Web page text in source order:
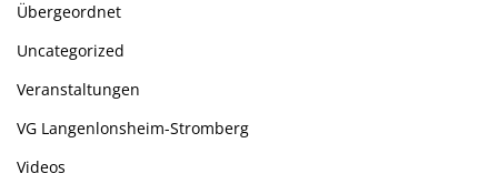
Übergeordnet
Uncategorized
Veranstaltungen
VG Langenlonsheim-Stromberg
Videos